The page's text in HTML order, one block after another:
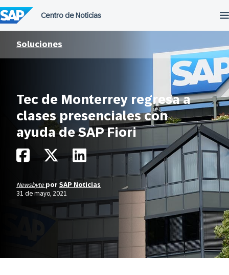
al
contenido
Soluciones
Tec de Monterrey regresa a
clases presenciales con
ayuda de SAP Fiori
Newsbyte por SAP Noticias
31 de mayo, 2021